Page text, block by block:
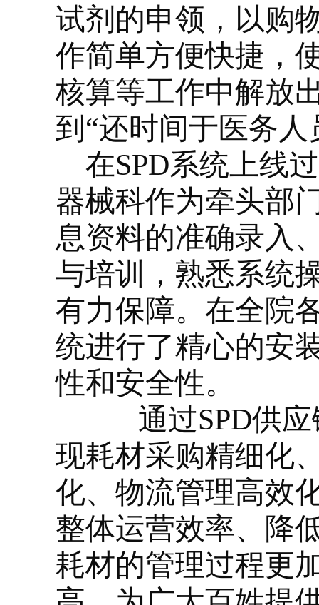
试剂的申领，以购
作简单方便快捷，
核算等工作中解放
到“还时间于医务
在SPD系统上线
器械科作为牵头部
息资料的准确录入
与培训，熟悉系统
有力保障。在全院
统进行了精心的安
性和安全性。
通过SPD供
现耗材采购精细化
化、物流管理高效
整体运营效率、降
耗材的管理过程更